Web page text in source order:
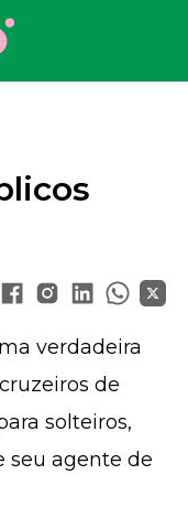
verdadeira
de
solteiros,
seu agente de